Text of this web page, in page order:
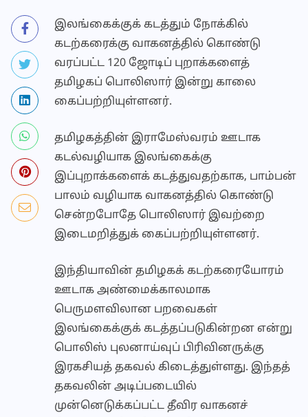
இலங்கைக்குக் கடத்தும் நோக்கில்
கடற்கரைக்கு வாகனத்தில் கொண்டு
வரப்பட்ட 120 ஜோடிப் புறாக்களைத்
தமிழகப் பொலிஸார் இன்று காலை
கைப்பற்றியுள்ளனர்.
தமிழகத்தின் இராமேஸ்வரம் ஊடாக
கடல்வழியாக இலங்கைக்கு
இப்புறாக்களைக் கடத்துவதற்காக, பாம்பன்
பாலம் வழியாக வாகனத்தில் கொண்டு
சென்றபோதே பொலிஸார் இவற்றை
இடைமறித்துக் கைப்பற்றியுள்ளனர்.
இந்தியாவின் தமிழகக் கடற்கரையோரம்
ஊடாக அண்மைக்காலமாக
பெருமளவிலான பறவைகள்
இலங்கைக்குக் கடத்தப்படுகின்றன என்று
பொலிஸ் புலனாய்வுப் பிரிவினருக்கு
இரகசியத் தகவல் கிடைத்துள்ளது. இந்தத்
தகவலின் அடிப்படையில்
முன்னெடுக்கப்பட்ட தீவிர வாகனச்